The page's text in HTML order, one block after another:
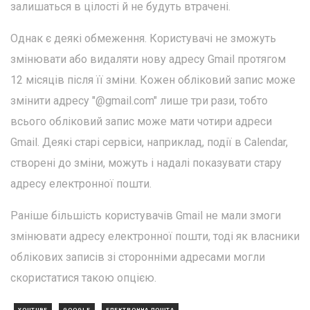
залишаться в цілості й не будуть втрачені.
Однак є деякі обмеження. Користувачі не зможуть
змінювати або видаляти нову адресу Gmail протягом
12 місяців після її зміни. Кожен обліковий запис може
змінити адресу "@gmail.com" лише три рази, тобто
всього обліковий запис може мати чотири адреси
Gmail. Деякі старі сервіси, наприклад, події в Calendar,
створені до зміни, можуть і надалі показувати стару
адресу електронної пошти.
Раніше більшість користувачів Gmail не мали змоги
змінювати адресу електронної пошти, тоді як власники
облікових записів зі сторонніми адресами могли
скористатися такою опцією.